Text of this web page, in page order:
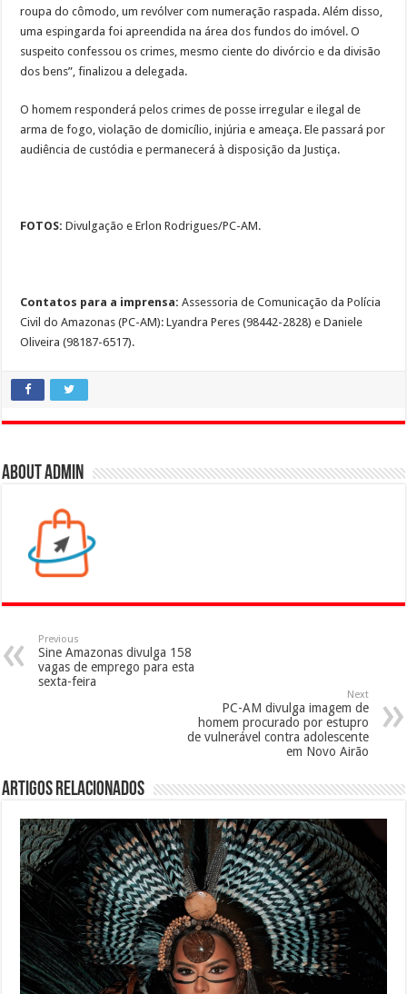
roupa do cômodo, um revólver com numeração raspada. Além disso,
uma espingarda foi apreendida na área dos fundos do imóvel. O
suspeito confessou os crimes, mesmo ciente do divórcio e da divisão
dos bens”, finalizou a delegada.
O homem responderá pelos crimes de posse irregular e ilegal de
arma de fogo, violação de domicílio, injúria e ameaça. Ele passará por
audiência de custódia e permanecerá à disposição da Justiça.
FOTOS: Divulgação e Erlon Rodrigues/PC-AM.
Contatos para a imprensa: Assessoria de Comunicação da Polícia
Civil do Amazonas (PC-AM): Lyandra Peres (98442-2828) e Daniele
Oliveira (98187-6517).
About admin
Previous
Sine Amazonas divulga 158
vagas de emprego para esta
sexta-feira
Next
PC-AM divulga imagem de
homem procurado por estupro
de vulnerável contra adolescente
em Novo Airão
Artigos Relacionados